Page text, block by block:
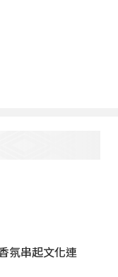
氛串起文化連